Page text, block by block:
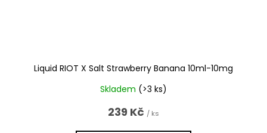
Liquid RIOT X Salt Strawberry Banana 10ml-10mg
Skladem (>3 ks)
239 Kč / ks